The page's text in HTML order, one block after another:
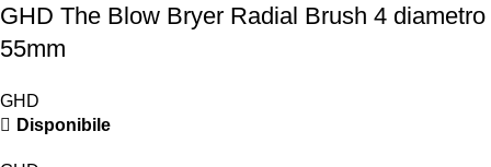
GHD The Blow Bryer Radial Brush 4 diametro
55mm
GHD
Disponibile